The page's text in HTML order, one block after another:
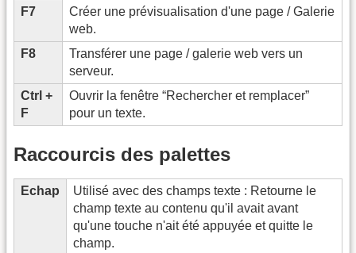
F7
Créer une prévisualisation d'une page / Galerie
web.
F8
Transférer une page / galerie web vers un
serveur.
Ctrl +
F
Ouvrir la fenêtre “Rechercher et remplacer”
pour un texte.
Raccourcis des palettes
Echap
Utilisé avec des champs texte : Retourne le
champ texte au contenu qu'il avait avant
qu'une touche n'ait été appuyée et quitte le
champ.